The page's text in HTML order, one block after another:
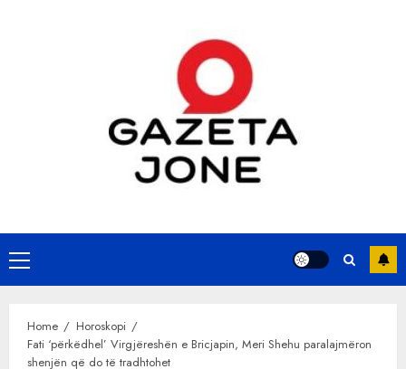
Primary
Menu
Home
Horoskopi
Fati ‘përkëdhel’ Virgjëreshën e Bricjapin, Meri Shehu paralajmëron
shenjën që do të tradhtohet